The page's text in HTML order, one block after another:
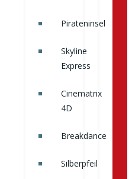
Pirateninsel
Skyline
Express
Cinematrix
4D
Breakdance
Silberpfeil